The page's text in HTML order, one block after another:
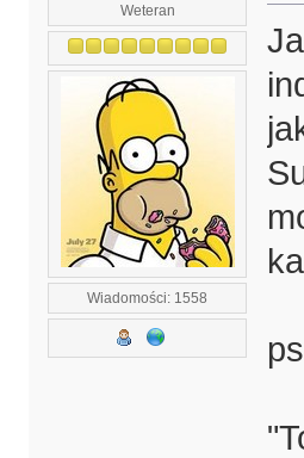
Weteran
Wiadomości: 1558